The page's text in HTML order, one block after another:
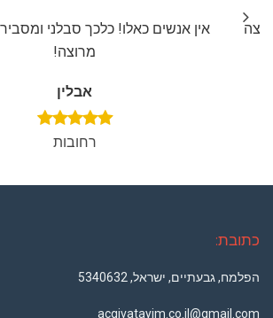
אין אנשים כאלו! כלכך סבלני
מרוצה!
אבלין
רחובות
כתובת:
הפלמח, גבעתיים, ישראל, 5340632
acgivatayim.co.il@gmail.com